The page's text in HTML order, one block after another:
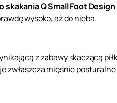
skakania Q Small Foot Design
wysoko, aż do nieba.
z zabawy skaczącą
zwłaszcza mięśnie